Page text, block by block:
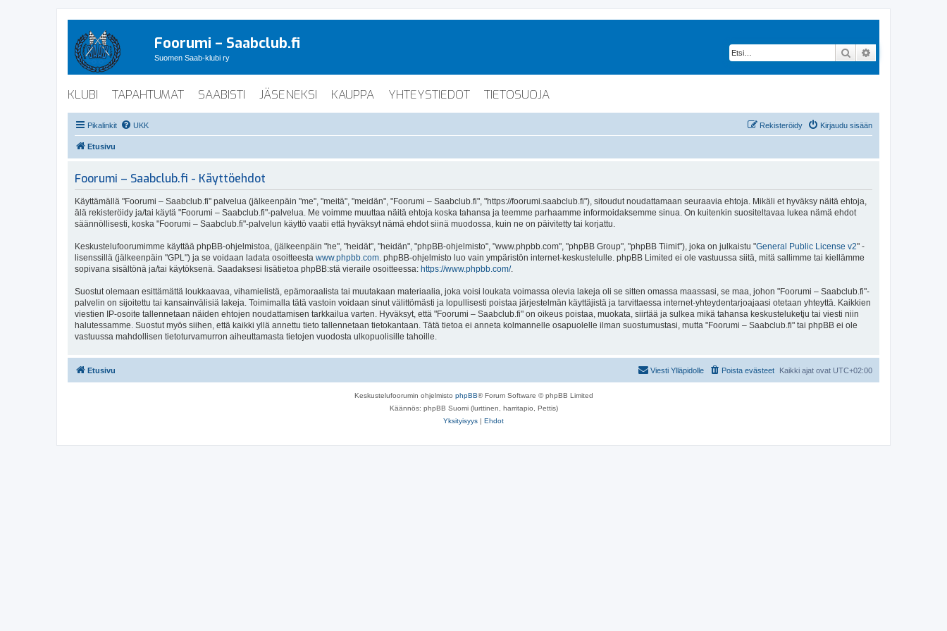
Foorumi – Saabclub.fi
Suomen Saab-klubi ry Etsi
KLUBI TAPAHTUMAT SAABISTI JÄSENEKSI KAUPPA YHTEYSTIEDOT TIETOSUOJA
Pikalinkit UKK Kirjaudu sisään
Rekisteröidy
Etusivu
Foorumi – Saabclub.fi - Käyttöehdot
Käyttämällä "Foorumi – Saabclub.fi" palvelua (jälkeenpäin "me", "meitä", "meidän", "Foorumi – Saabclub.fi", "https://foorumi.saabclub.fi"), sitoudut noudattamaan seuraavia ehtoja. Mikäli et hyväksy näitä ehtoja,
älä rekisteröidy ja/tai käytä "Foorumi – Saabclub.fi"-palvelua. Me voimme muuttaa näitä ehtoja koska tahansa ja teemme parhaamme informoidaksemme sinua. On kuitenkin suositeltavaa lukea nämä ehdot
säännöllisesti, koska "Foorumi – Saabclub.fi"-palvelun käyttö vaatii että hyväksyt nämä ehdot siinä muodossa, kuin ne on päivitetty tai korjattu.
Keskustelufoorumimme käyttää phpBB-ohjelmistoa, (jälkeenpäin "he", "heidät", "heidän", "phpBB-ohjelmisto", "www.phpbb.com", "phpBB Group", "phpBB Tiimit"), joka on julkaistu "General Public License v2" -
lisenssillä (jälkeenpäin "GPL") ja se voidaan ladata osoitteesta www.phpbb.com . phpBB-ohjelmisto luo vain ympäristön internet-keskustelulle. phpBB Limited ei ole vastuussa siitä, mitä sallimme tai kiellämme
sopivana sisältönä ja/tai käytöksenä. Saadaksesi lisätietoa phpBB:stä vieraile osoitteessa: https://www.phpbb.com/.
Suostut olemaan esittämättä loukkaavaa, vihamielistä, epämoraalista tai muutakaan materiaalia, joka voisi loukata voimassa olevia lakeja oli se sitten omassa maassasi, se maa, johon "Foorumi – Saabclub.fi"-
palvelin on sijoitettu tai kansainvälisiä lakeja. Toimimalla tätä vastoin voidaan sinut välittömästi ja lopullisesti poistaa järjestelmän käyttäjistä ja tarvittaessa internet-yhteydentarjoajaasi otetaan yhteyttä. Kaikkien
viestien IP-osoite tallennetaan näiden ehtojen noudattamisen tarkkailua varten. Hyväksyt, että "Foorumi – Saabclub.fi" on oikeus poistaa, muokata, siirtää ja sulkea mikä tahansa keskusteluketju tai viesti niin
halutessamme. Suostut myös siihen, että kaikki yllä annettu tieto tallennetaan tietokantaan. Tätä tietoa ei anneta kolmannelle osapuolelle ilman suostumustasi, mutta "Foorumi – Saabclub.fi" tai phpBB ei ole
vastuussa mahdollisen tietoturvamurron aiheuttamasta tietojen vuodosta ulkopuolisille tahoille.
Etusivu Kaikki ajat ovat UTC+02:00
Poista evästeet
Viesti Ylläpidolle
Keskustelufoorumin ohjelmisto phpBB® Forum Software © phpBB Limited
Käännös: phpBB Suomi (lurttinen, harritapio, Pettis)
Yksityisyys | Ehdot